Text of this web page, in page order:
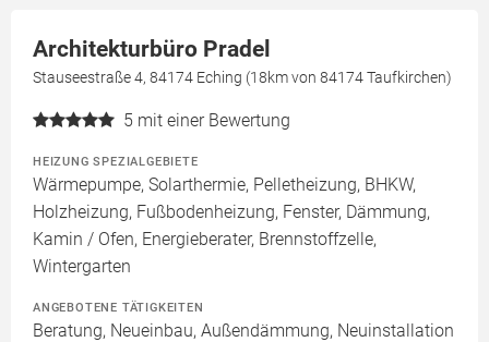
Architekturbüro Pradel
Stauseestraße 4, 84174 Eching (18km von 84174 Taufkirchen)
5 mit einer Bewertung
HEIZUNG SPEZIALGEBIETE
Wärmepumpe, Solarthermie, Pelletheizung, BHKW,
Holzheizung, Fußbodenheizung, Fenster, Dämmung,
Kamin / Ofen, Energieberater, Brennstoffzelle,
Wintergarten
ANGEBOTENE TÄTIGKEITEN
Beratung, Neueinbau, Außendämmung, Neuinstallation